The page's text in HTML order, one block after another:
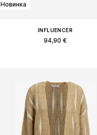
Новинка
INFLUENCER
94,90 €